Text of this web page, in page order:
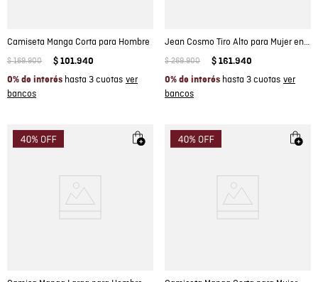
Camiseta Manga Corta para Hombre
$ 169.900 $ 101.940
0% de interés hasta 3 cuotas
Jean Cosmo Tiro Alto para Mujer en Mezcla de Algodón y Poliéster, Velero
$ 269.900 $ 161.940
0% de interés hasta 3 cuotas